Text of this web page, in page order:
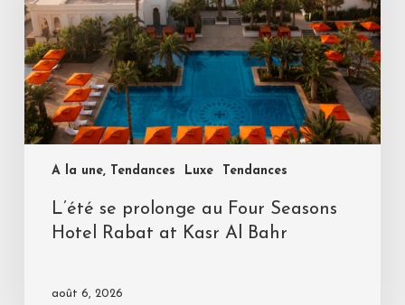
A la une, Tendances Luxe Tendances
L’été se prolonge au Four Seasons
Hotel Rabat at Kasr Al Bahr
août 6, 2026